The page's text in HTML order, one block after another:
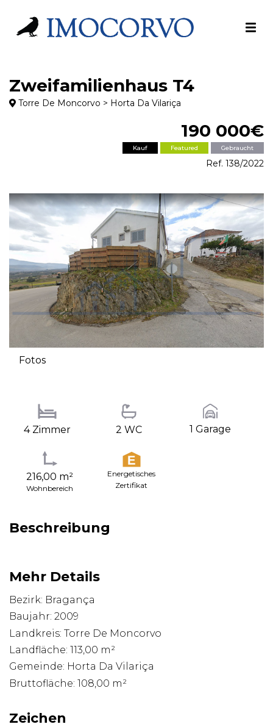
Zweifamilienhaus T4
Torre De Moncorvo > Horta Da Vilariça
190 000€
Kauf Featured Gebraucht
Ref. 138/2022
Fotos
4 Zimmer 2 WC 1 Garage
216,00 m²
Wohnbereich
Energetisches
Zertifikat
Beschreibung
Mehr Details
Bezirk: Bragança
Baujahr: 2009
Landkreis: Torre De Moncorvo
Landfläche: 113,00 m²
Gemeinde: Horta Da Vilariça
Bruttofläche: 108,00 m²
Zeichen